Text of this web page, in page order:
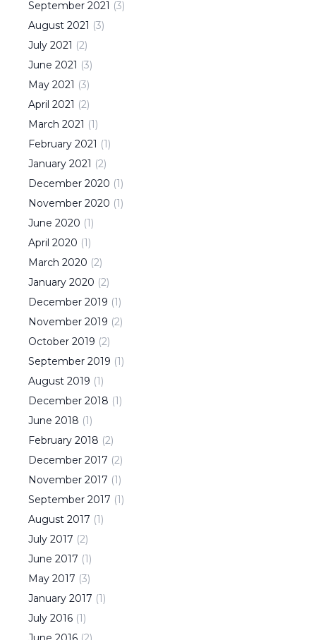
September 2021 (3)
August 2021 (3)
July 2021 (2)
June 2021 (3)
May 2021 (3)
April 2021 (2)
March 2021 (1)
February 2021 (1)
January 2021 (2)
December 2020 (1)
November 2020 (1)
June 2020 (1)
April 2020 (1)
March 2020 (2)
January 2020 (2)
December 2019 (1)
November 2019 (2)
October 2019 (2)
September 2019 (1)
August 2019 (1)
December 2018 (1)
June 2018 (1)
February 2018 (2)
December 2017 (2)
November 2017 (1)
September 2017 (1)
August 2017 (1)
July 2017 (2)
June 2017 (1)
May 2017 (3)
January 2017 (1)
July 2016 (1)